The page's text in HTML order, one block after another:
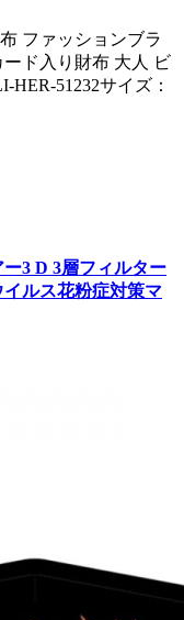
ファッションブラ
ド入り財布 大人 ビ
51232サイズ：
3 D 3層フィルター
ルス花粉症対策マ